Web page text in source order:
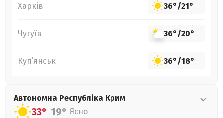
Харків 36°/21°
Чугуїв 36°/20°
Куп’янськ 36°/18°
Автономна Республіка Крим
33° 19° Ясно